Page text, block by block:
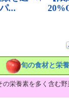
旬の食材と栄
の栄養素を多く含む